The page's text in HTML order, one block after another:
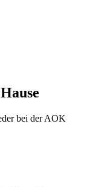
bei der AOK